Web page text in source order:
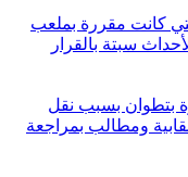
كانت مقررة بملعب
سبتة بالقرار
بتطوان بسبب نقل
ومطالب بمراجعة